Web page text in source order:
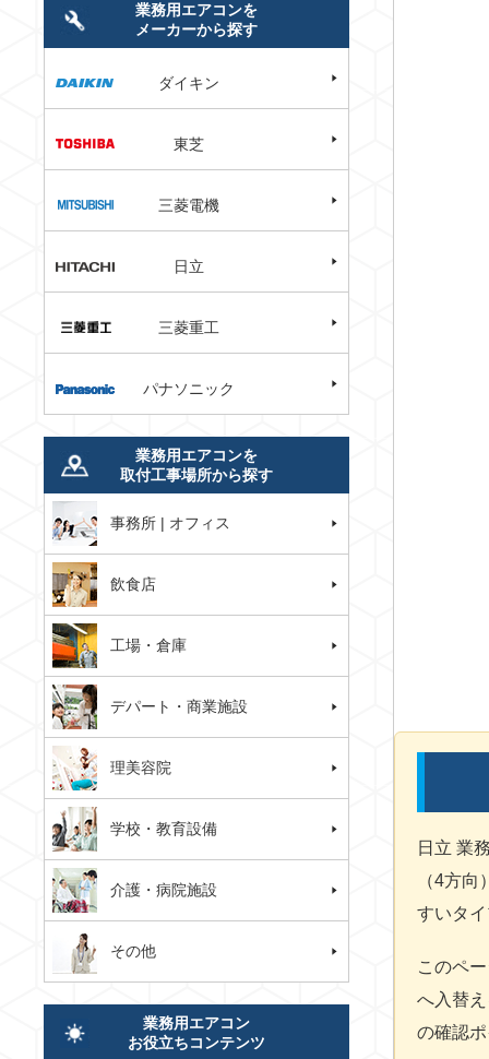
日立 業
（4方
すいタ
このペ
へ入替
の確認
業務用エアコンを
メーカーから探す
ダイキン
東芝
三菱電機
日立
三菱重工
パナソニック
業務用エアコンを
取付工事場所から探す
事務所 | オフィス
飲食店
工場・倉庫
デパート・商業施設
理美容院
学校・教育設備
介護・病院施設
その他
業務用エアコン
お役立ちコンテンツ